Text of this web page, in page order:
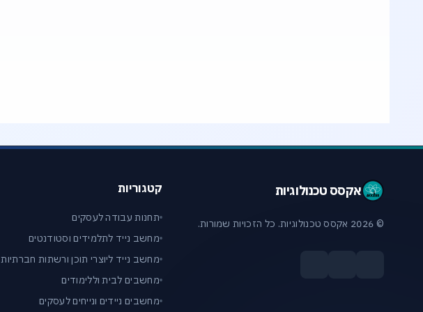
אקסס טכנולוגיות
© 2026 אקסס טכנולוגיות. כל הזכויות שמורות.
קטגוריות
תחנות עבודה לעסקים
מחשב נייד לתלמידים וסטודנטים
מחשב נייד ליוצרי תוכן ורשתות חברתיות
מחשבים לבית וללימודים
מחשבים ניידים ונייחים לעסקים